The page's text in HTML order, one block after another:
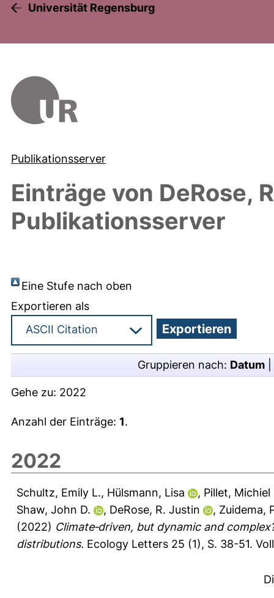
Universität Regensburg
Publikationsserver
Einträge von DeRose,
Publikationsserver
Eine Stufe nach oben
Exportieren als
Gruppieren nach: Datum
Gehe zu: 2022
Anzahl der Einträge: 1.
2022
Schultz, Emily L., Hülsmann, Lisa , Pillet, Michiel
Shaw, John D.
, DeRose, R. Justin , Zuidema,
(2022) Climate‐driven, but dynamic and
distributions. Ecology Letters 25 (1), S. 38-51.